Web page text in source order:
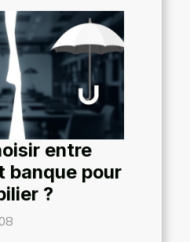
entre
banque pour
?